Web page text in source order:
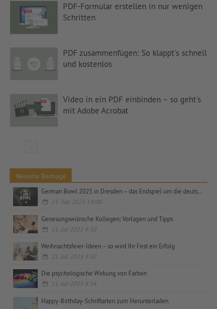
PDF-Formular erstellen in nur wenigen
Schritten
PDF zusammenfügen: So klappt's schnell
und kostenlos
Video in ein PDF einbinden – so geht's
mit Adobe Acrobat
Neueste Beiträge
German Bowl 2025 in Dresden – das Endspiel um die deutsche Meisterschaft
25. Sep. 2025 14:00
Genesungswünsche Kollegen: Vorlagen und Tipps
21. Juli 2025 9:30
Weihnachtsfeier-Ideen – so wird Ihr Fest ein Erfolg
21. Juli 2025 9:00
Die psychologische Wirkung von Farben
21. Juli 2025 8:34
Happy-Birthday-Schriftarten zum Herunterladen